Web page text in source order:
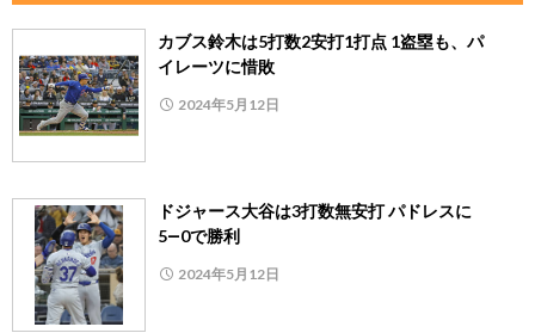
カブス鈴木は5打数2安打1打点 1盗塁も、パ
イレーツに惜敗
2024年5月12日
ドジャース大谷は3打数無安打 パドレスに
5―0で勝利
2024年5月12日